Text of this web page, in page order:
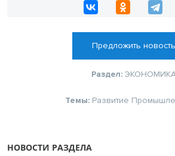
Предложить новость
Раздел:
Темы: Развитие
НОВОСТИ РАЗДЕЛА